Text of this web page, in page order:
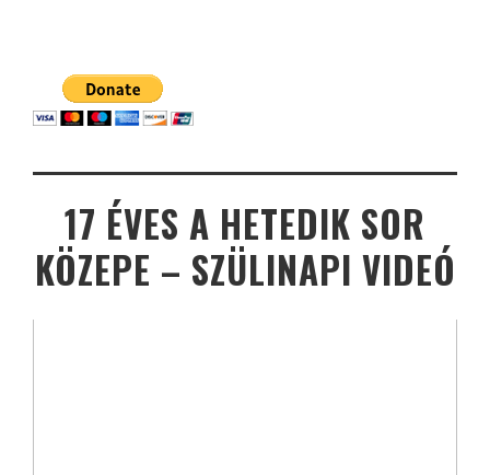
17 ÉVES A HETEDIK SOR
KÖZEPE – SZÜLINAPI VIDEÓ